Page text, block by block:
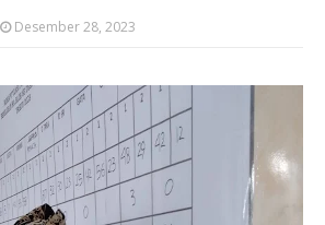
Desember 28, 2023